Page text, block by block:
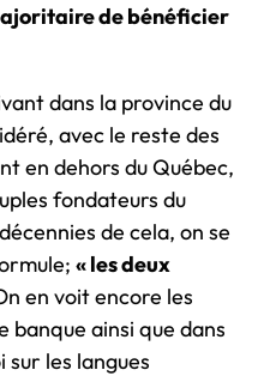
de bénéficier
dans la province du
avec le reste des
en dehors du Québec,
fondateurs du
de cela, on se
« les deux
en voit encore les
banque ainsi que dans
sur les langues